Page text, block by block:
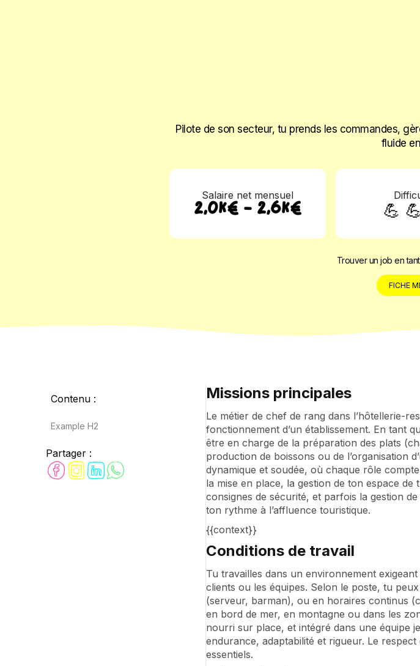
FICHE
Pilote de son secteur, tu prends les commandes,
fluide
Salaire net mensuel
2,0K€ - 2,6K€ 💪 💪
Trouver un job en
Contenu :
Example H2
Partager :
Missions principales
Le métier de chef de rang dans l’hôtellerie-
fonctionnement d’un établissement. En tant
être en charge de la préparation des plats
production de boissons ou de l’organisation
dynamique et soudée, où chaque rôle
la mise en place, la gestion de ton espace de
consignes de sécurité, et parfois la gestion
ton rythme à l’affluence touristique.
{{context}}
Conditions de travail
Tu travailles dans un environnement
clients ou les équipes. Selon le poste, tu
(serveur, barman), ou en horaires continus
en bord de mer, en montagne ou dans les
nourri sur place, et intégré dans une équipe
endurance, adaptabilité et rigueur. Le
essentiels.